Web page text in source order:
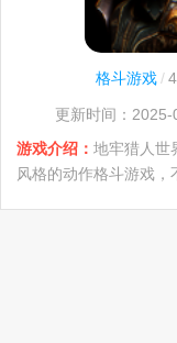
格斗游戏 /
更新时间：
游戏介绍：地牢猎人世
风格的动作格斗游戏，